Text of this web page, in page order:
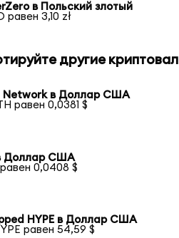
в Польский злотый
равен 3,10 zł
другие
Network в Доллар США
равен 0,0381 $
Доллар США
равен 0,0408 $
HYPE в Доллар США
равен 54,59 $